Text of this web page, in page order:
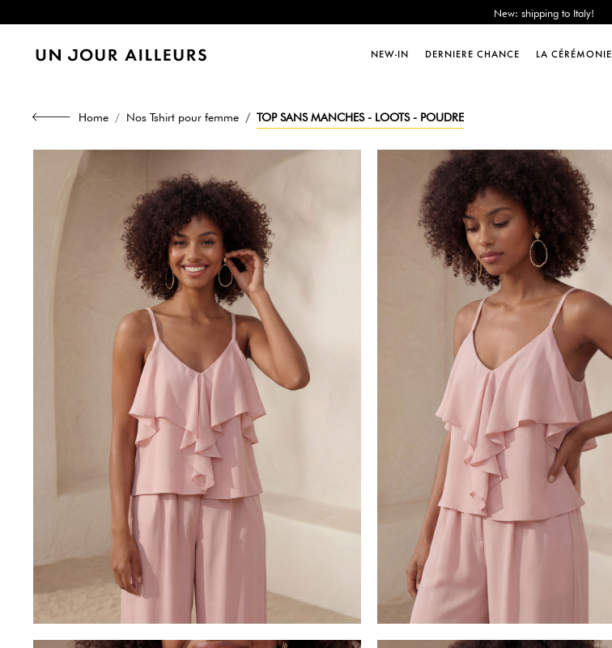
Sales : until -50%!
Free delivery from 89€!
Sales : until -50%!
NEW-IN DERNIERE CHANCE LA CÉRÉMONIE
Home Nos Tshirt pour femme TOP SANS MANCHES - LOOTS - POUDRE